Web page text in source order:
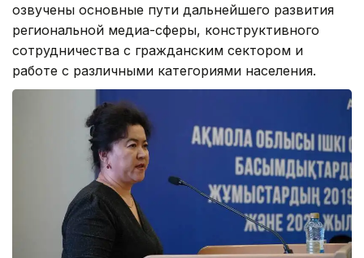
озвучены основные пути дальнейшего развития
региональной медиа-сферы, конструктивного
сотрудничества с гражданским сектором и
работе с различными категориями населения.